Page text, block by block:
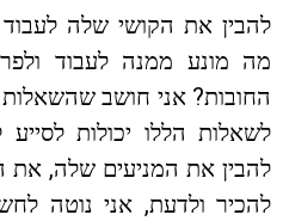
להבין את הקושי שלה
מה מונע ממנה לעבוד
החובות? אני חושב
לשאלות הללו יכולות
להבין את המניעים שלה, את
להכיר ולדעת, אני נוטה